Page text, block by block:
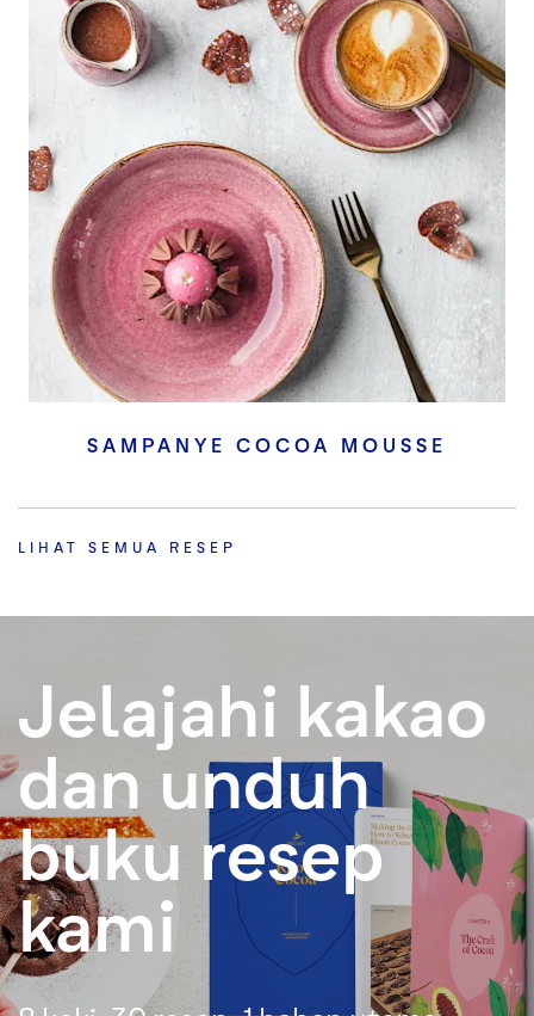
SAMPANYE COCOA MOUSSE
LIHAT SEMUA RESEP
Jelajahi kakao
dan unduh
buku resep
kami